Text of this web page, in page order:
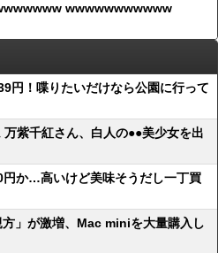
wwwwwwwwwww
円！喋りたいだけなら公園に行って
万紫千紅さん、白人の●●美少女を出
か…高いけど美味そうだし一丁買
」が激増、Mac miniを大量購入し